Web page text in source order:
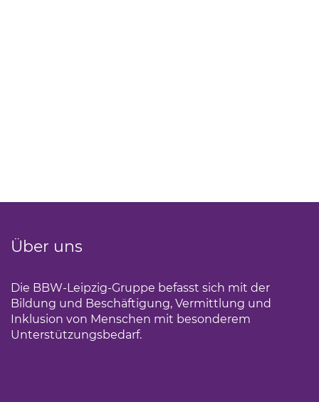
Über uns
Die BBW-Leipzig-Gruppe befasst sich mit der
Bildung und Beschäftigung, Vermittlung und
Inklusion von Menschen mit besonderem
Unterstützungsbedarf.